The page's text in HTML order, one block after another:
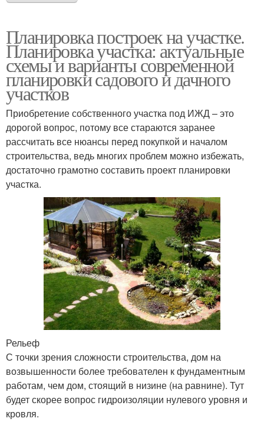
Планировка построек на участке.
Планировка участка: актуальные
схемы и варианты современной
планировки садового и дачного
участков
Приобретение собственного участка под ИЖД – это
дорогой вопрос, потому все стараются заранее
рассчитать все нюансы перед покупкой и началом
строительства, ведь многих проблем можно избежать,
достаточно грамотно составить проект планировки
участка.
Рельеф
С точки зрения сложности строительства, дом на
возвышенности более требователен к фундаментным
работам, чем дом, стоящий в низине (на равнине). Тут
будет скорее вопрос гидроизоляции нулевого уровня и
кровля.